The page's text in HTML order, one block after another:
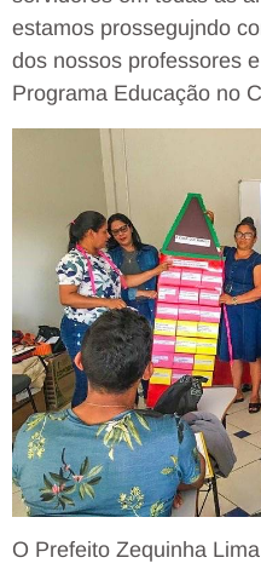
estamos prossegujndo
dos nossos professores
Programa Educação no
O Prefeito Zequinha